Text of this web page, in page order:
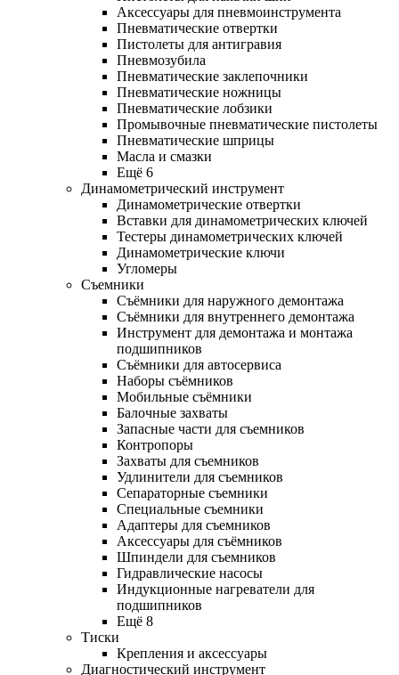
Аксессуары для пневмоинструмента
Пневматические отвертки
Пистолеты для антигравия
Пневмозубила
Пневматические заклепочники
Пневматические ножницы
Пневматические лобзики
Промывочные пневматические пистолеты
Пневматические шприцы
Масла и смазки
Ещё 6
Динамометрический инструмент
Динамометрические отвертки
Вставки для динамометрических ключей
Тестеры динамометрических ключей
Динамометрические ключи
Угломеры
Съемники
Съёмники для наружного демонтажа
Съёмники для внутреннего демонтажа
Инструмент для демонтажа и монтажа
подшипников
Съёмники для автосервиса
Наборы съёмников
Мобильные съёмники
Балочные захваты
Запасные части для съемников
Контропоры
Захваты для съемников
Удлинители для съемников
Сепараторные съемники
Специальные съемники
Адаптеры для съемников
Аксессуары для съёмников
Шпиндели для съемников
Гидравлические насосы
Индукционные нагреватели для
подшипников
Ещё 8
Тиски
Крепления и аксессуары
Диагностический инструмент